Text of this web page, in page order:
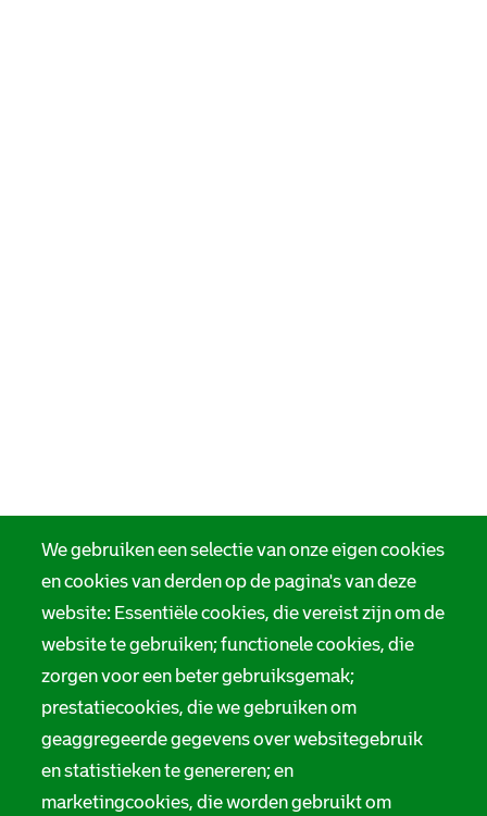
We gebruiken een selectie van onze eigen cookies
en cookies van derden op de pagina's van deze
website: Essentiële cookies, die vereist zijn om de
website te gebruiken; functionele cookies, die
zorgen voor een beter gebruiksgemak;
prestatiecookies, die we gebruiken om
geaggregeerde gegevens over websitegebruik
en statistieken te genereren; en
marketingcookies, die worden gebruikt om